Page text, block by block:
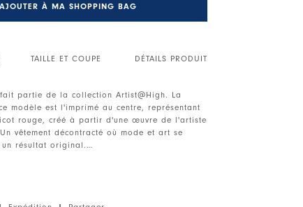
AJOUTER À MA SHOPPING BAG
TAILLE ET COUPE DÉTAILS PRODUIT
fait partie de la collection Artist@High. La
modèle est l'imprimé au centre, représentant
rouge, créé à partir d'une œuvre de l'artiste
vêtement décontracté où mode et art se
résultat original.
courtes avec revers.